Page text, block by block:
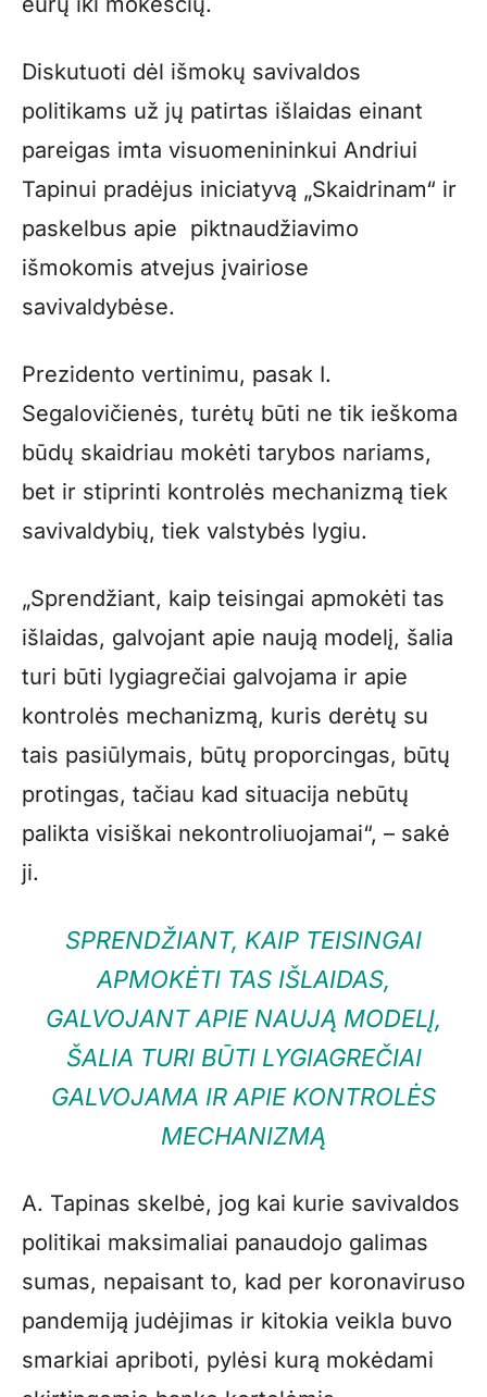
Diskutuoti dėl išmokų savivaldos
politikams už jų patirtas išlaidas einant
pareigas imta visuomenininkui Andriui
Tapinui pradėjus iniciatyvą „Skaidrinam“ ir
paskelbus apie piktnaudžiavimo
išmokomis atvejus įvairiose
savivaldybėse.
Prezidento vertinimu, pasak I.
Segalovičienės, turėtų būti ne tik ieškoma
būdų skaidriau mokėti tarybos nariams,
bet ir stiprinti kontrolės mechanizmą tiek
savivaldybių, tiek valstybės lygiu.
„Sprendžiant, kaip teisingai apmokėti tas
išlaidas, galvojant apie naują modelį, šalia
turi būti lygiagrečiai galvojama ir apie
kontrolės mechanizmą, kuris derėtų su
tais pasiūlymais, būtų proporcingas, būtų
protingas, tačiau kad situacija nebūtų
palikta visiškai nekontroliuojamai“, – sakė
ji.
SPRENDŽIANT, KAIP TEISINGAI
APMOKĖTI TAS IŠLAIDAS,
GALVOJANT APIE NAUJĄ MODELĮ,
ŠALIA TURI BŪTI LYGIAGREČIAI
GALVOJAMA IR APIE KONTROLĖS
MECHANIZMĄ
A. Tapinas skelbė, jog kai kurie savivaldos
politikai maksimaliai panaudojo galimas
sumas, nepaisant to, kad per koronaviruso
pandemiją judėjimas ir kitokia veikla buvo
smarkiai apriboti, pylėsi kurą mokėdami